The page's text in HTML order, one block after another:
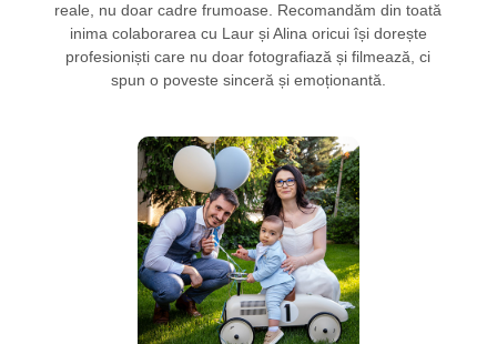
reale, nu doar cadre frumoase. Recomandăm din toată
inima colaborarea cu Laur și Alina oricui își dorește
profesioniști care nu doar fotografiază și filmează, ci
spun o poveste sinceră și emoționantă.